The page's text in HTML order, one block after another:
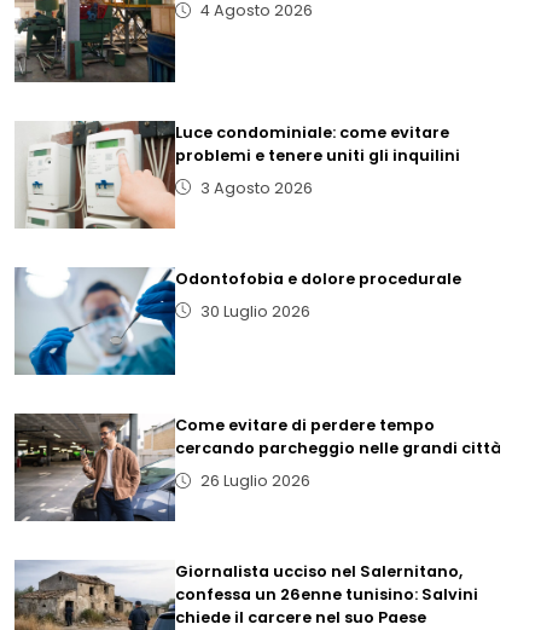
4 Agosto 2026
Luce condominiale: come evitare
problemi e tenere uniti gli inquilini
3 Agosto 2026
Odontofobia e dolore procedurale
30 Luglio 2026
Come evitare di perdere tempo
cercando parcheggio nelle grandi città
26 Luglio 2026
Giornalista ucciso nel Salernitano,
confessa un 26enne tunisino: Salvini
chiede il carcere nel suo Paese